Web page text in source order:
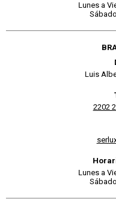
Lunes a
Luis
2202
Lunes a